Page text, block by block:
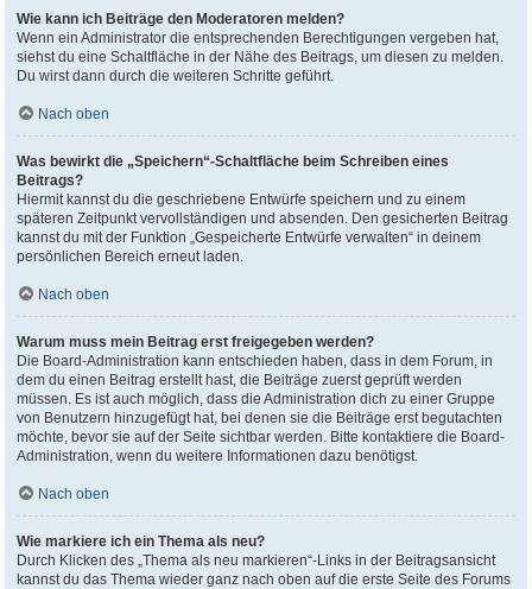
Wie kann ich Beiträge den Moderatoren melden?
Wenn ein Administrator die entsprechenden Berechtigungen vergeben hat,
siehst du eine Schaltfläche in der Nähe des Beitrags, um diesen zu melden.
Du wirst dann durch die weiteren Schritte geführt.
Nach oben
Was bewirkt die „Speichern“-Schaltfläche beim Schreiben eines
Beitrags?
Hiermit kannst du die geschriebene Entwürfe speichern und zu einem
späteren Zeitpunkt vervollständigen und absenden. Den gesicherten Beitrag
kannst du mit der Funktion „Gespeicherte Entwürfe verwalten“ in deinem
persönlichen Bereich erneut laden.
Nach oben
Warum muss mein Beitrag erst freigegeben werden?
Die Board-Administration kann entschieden haben, dass in dem Forum, in
dem du einen Beitrag erstellt hast, die Beiträge zuerst geprüft werden
müssen. Es ist auch möglich, dass die Administration dich zu einer Gruppe
von Benutzern hinzugefügt hat, bei denen sie die Beiträge erst begutachten
möchte, bevor sie auf der Seite sichtbar werden. Bitte kontaktiere die Board-
Administration, wenn du weitere Informationen dazu benötigst.
Nach oben
Wie markiere ich ein Thema als neu?
Durch Klicken des „Thema als neu markieren“-Links in der Beitragsansicht
kannst du das Thema wieder ganz nach oben auf die erste Seite des Forums